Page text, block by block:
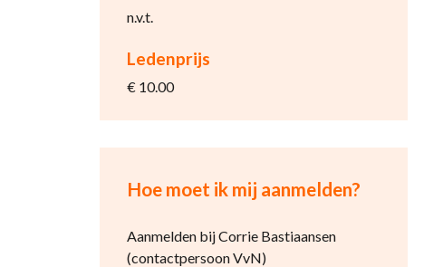
n.v.t.
Ledenprijs
€ 10.00
Hoe moet ik mij aanmelden?
Aanmelden bij Corrie Bastiaansen
(contactpersoon VvN)